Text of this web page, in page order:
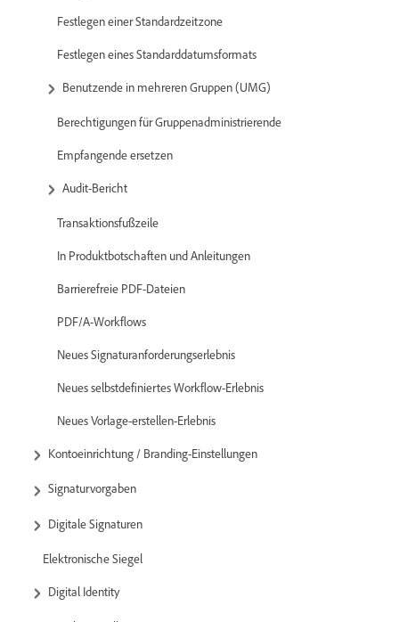
Festlegen einer Standardzeitzone
Festlegen eines Standarddatumsformats
Benutzende in mehreren Gruppen (UMG)
Berechtigungen für Gruppenadministrierende
Empfangende ersetzen
Audit-Bericht
Transaktionsfußzeile
In Produktbotschaften und Anleitungen
Barrierefreie PDF-Dateien
PDF/A-Workflows
Neues Signaturanforderungserlebnis
Neues selbstdefiniertes Workflow-Erlebnis
Neues Vorlage-erstellen-Erlebnis
Kontoeinrichtung / Branding-Einstellungen
Signaturvorgaben
Digitale Signaturen
Elektronische Siegel
Digital Identity